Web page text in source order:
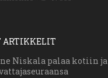
ARTIKKELIT
Niskala palaa kotiin ja